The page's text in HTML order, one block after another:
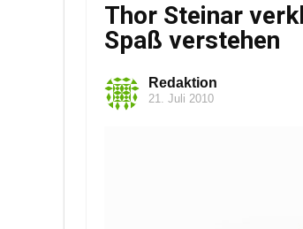
Thor Steinar
Spaß verstehen
Redaktion
21. Juli 2010